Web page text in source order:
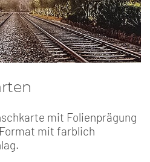
mit Folienprägung
mit farblich